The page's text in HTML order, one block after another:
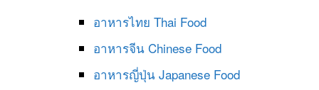
อาหารไทย Thai Food
อาหารจีน Chinese Food
อาหารญี่ปุ่น Japanese Food